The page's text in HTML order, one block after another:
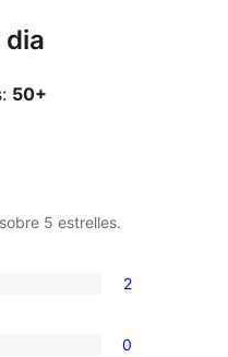
dia
50+
sobre 5 estrelles.
2
0